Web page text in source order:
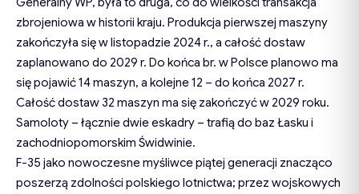
zbrojeniowa w historii kraju. Produkcja pierwszej maszyny
zakończyła się w listopadzie 2024 r., a całość dostaw
zaplanowano do 2029 r. Do końca br. w Polsce planowo ma
się pojawić 14 maszyn, a kolejne 12 – do końca 2027 r.
Całość dostaw 32 maszyn ma się zakończyć w 2029 roku.
Samoloty – łącznie dwie eskadry – trafią do baz Łasku i
zachodniopomorskim Świdwinie.
F-35 jako nowoczesne myśliwce piątej generacji znacząco
poszerzą zdolności polskiego lotnictwa; przez wojskowych